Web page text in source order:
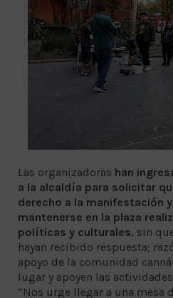
Las organizadoras han
a la alcaldía para solicitar
derecho a la manifestación
mantenerse en la plaza
políticas y culturales, sin
hayan recibido respuesta;
apoyo de la comunidad
lugar y apoyen las
“Nos urge llegar a una mesa